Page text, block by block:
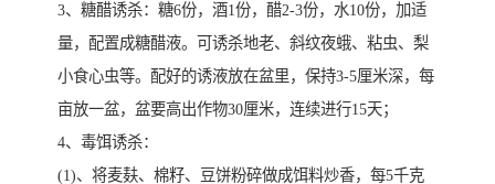
3、糖醋诱杀：糖6份，酒1份，醋2-3份，水10份，加适
量，配置成糖醋液。可诱杀地老、斜纹夜蛾、粘虫、梨
小食心虫等。配好的诱液放在盆里，保持3-5厘米深，每
亩放一盆，盆要高出作物30厘米，连续进行15天；
4、毒饵诱杀：
(1)、将麦麸、棉籽、豆饼粉碎做成饵料炒香，每5千克